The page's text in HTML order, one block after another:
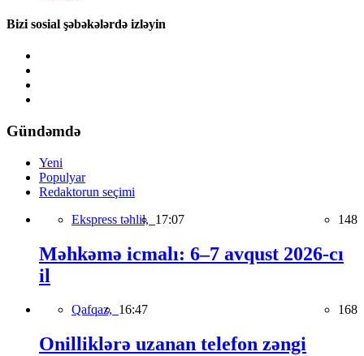
Bizi sosial şəbəkələrdə izləyin
Gündəmdə
Yeni
Populyar
Redaktorun seçimi
Ekspress təhlil, 17:07 148
Məhkəmə icmalı: 6–7 avqust 2026-cı
il
Qafqaz, 16:47 168
Onilliklərə uzanan telefon zəngi